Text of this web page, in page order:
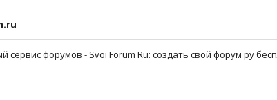
сервис форумов - Svoi Forum Ru: создать свой форум ру